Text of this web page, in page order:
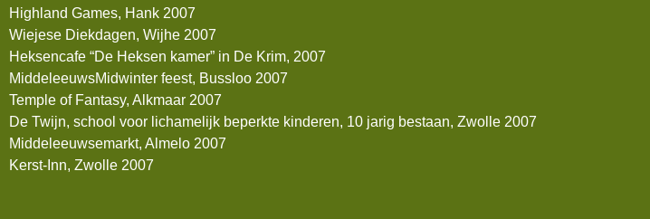
Highland Games, Hank 2007
Wiejese Diekdagen, Wijhe 2007
Heksencafe “De Heksen kamer” in De Krim, 2007
MiddeleeuwsMidwinter feest, Bussloo 2007
Temple of Fantasy, Alkmaar 2007
De Twijn, school voor lichamelijk beperkte kinderen, 10 jarig bestaan, Zwolle 2007
Middeleeuwsemarkt, Almelo 2007
Kerst-Inn, Zwolle 2007